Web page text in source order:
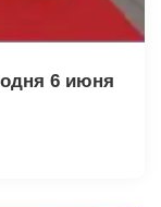
6 июня